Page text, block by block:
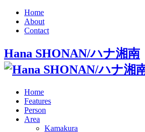
Home
About
Contact
Hana SHONAN/ハナ湘南
Home
Features
Person
Area
Kamakura